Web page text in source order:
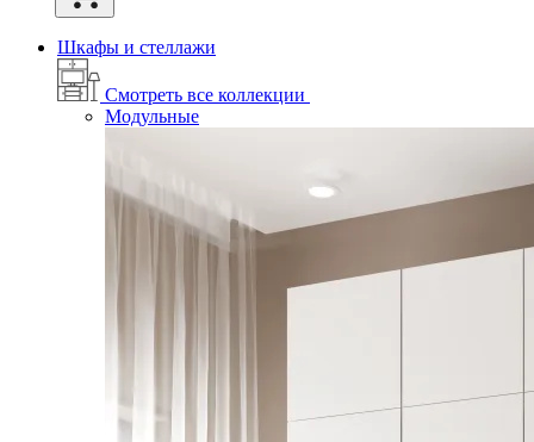
Шкафы и стеллажи
Смотреть все коллекции
Модульные